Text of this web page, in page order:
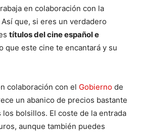
en colaboración con la
Así que, si eres un verdadero
títulos del cine español e
que este cine te encantará y su
colaboración con el Gobierno de
un abanico de precios bastante
los bolsillos. El coste de la entrada
aunque también puedes